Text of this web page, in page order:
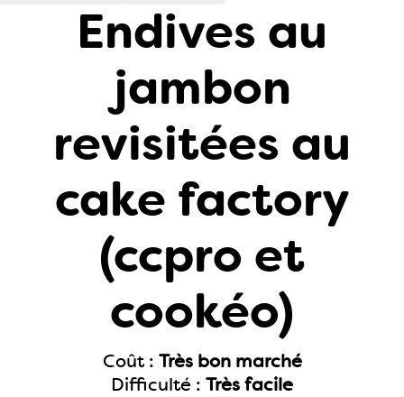
Endives au
jambon
revisitées au
cake factory
(ccpro et
cookéo)
Coût : Très bon marché
Difficulté : Très facile